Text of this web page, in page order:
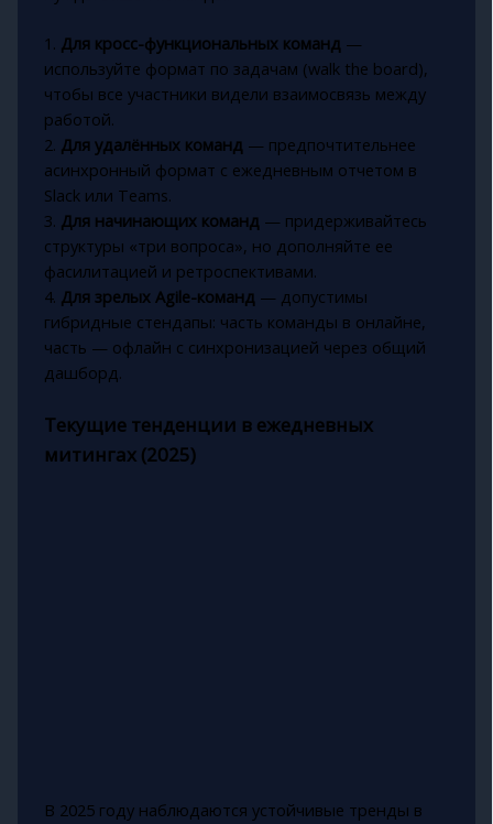
1. Для кросс-функциональных команд—
используйте формат по задачам (walk the board),
чтобы все участники видели взаимосвязь между
работой.
2. Для удалённых команд— предпочтительнее
асинхронный формат с ежедневным отчетом в
Slack или Teams.
3. Для начинающих команд— придерживайтесь
структуры «три вопроса», но дополняйте ее
фасилитацией и ретроспективами.
4. Для зрелых Agile-команд— допустимы
гибридные стендапы: часть команды в онлайне,
часть — офлайн с синхронизацией через общий
дашборд.
Текущие тенденции в ежедневных
митингах (2025)
В 2025 году наблюдаются устойчивые тренды в